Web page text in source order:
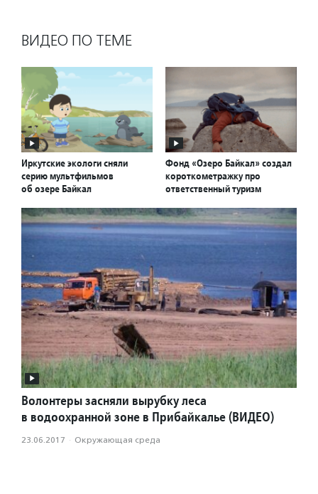
ВИДЕО ПО ТЕМЕ
Иркутские экологи сняли
серию мультфильмов
об озере Байкал
Фонд «Озеро Байкал» создал
короткометражку про
ответственный туризм
Волонтеры засняли вырубку леса
в водоохранной зоне в Прибайкалье (ВИДЕО)
23.06.2017 · Окружающая среда